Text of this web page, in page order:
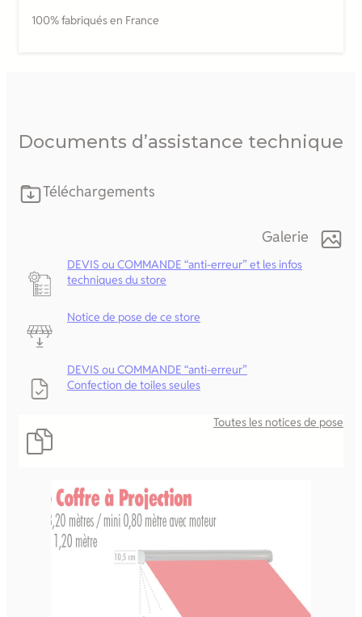
100% fabriqués en France
Documents d’assistance technique
Téléchargements
Galerie
DEVIS ou COMMANDE “anti-erreur” et les infos
techniques du store
Notice de pose de ce store
DEVIS ou COMMANDE “anti-erreur”
Confection de toiles seules
Toutes les notices de pose